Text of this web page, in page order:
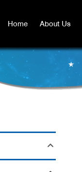
Home About Us
Home About Us